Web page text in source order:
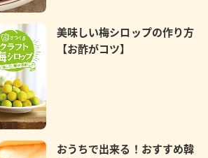
美味しい梅シロップの作り方
【お酢がコツ】
おうちで出来る！おすすめ韓